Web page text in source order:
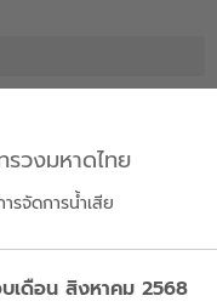
รวงมหาดไทย
รจัดการน้ำเสีย
บเดือน สิงหาคม 2568